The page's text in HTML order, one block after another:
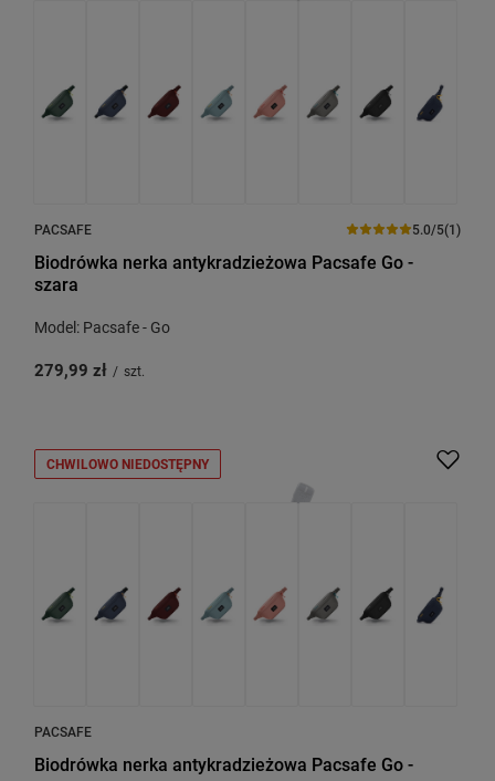
PACSAFE 5.0/5(1)
Biodrówka nerka antykradzieżowa Pacsafe Go -
szara
Model: Pacsafe - Go
279,99 zł / szt.
CHWILOWO NIEDOSTĘPNY
PACSAFE
Biodrówka nerka antykradzieżowa Pacsafe Go -